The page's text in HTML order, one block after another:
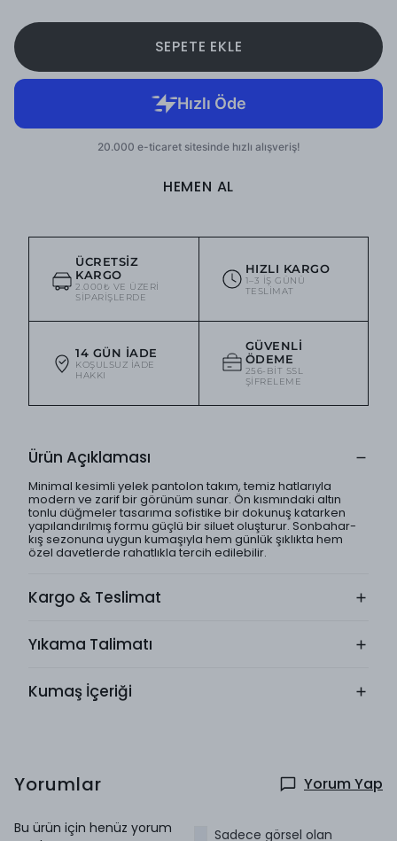
SEPETE EKLE
HEMEN AL
ÜCRETSIZ
KARGO
2.000₺ VE ÜZERI
SIPARIŞLERDE
HIZLI KARGO
1–3 IŞ GÜNÜ
TESLIMAT
14 GÜN İADE
KOŞULSUZ IADE
HAKKI
GÜVENLI
ÖDEME
256-BIT SSL
ŞIFRELEME
Ürün Açıklaması
Minimal kesimli yelek pantolon takım, temiz hatlarıyla
modern ve zarif bir görünüm sunar. Ön kısmındaki altın
tonlu düğmeler tasarıma sofistike bir dokunuş katarken
yapılandırılmış formu güçlü bir siluet oluşturur. Sonbahar-
kış sezonuna uygun kumaşıyla hem günlük şıklıkta hem
özel davetlerde rahatlıkla tercih edilebilir.
Kargo & Teslimat
Yıkama Talimatı
Kumaş İçeriği
Yorumlar Yorum Yap
Bu ürün için henüz yorum
Sadece görsel olan